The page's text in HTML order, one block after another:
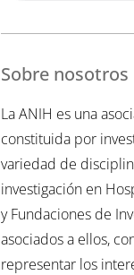
Sobre nosotros
La ANIH es una
constituida por
variedad de
investigación en
y Fundaciones de
asociados a ellos,
representar los